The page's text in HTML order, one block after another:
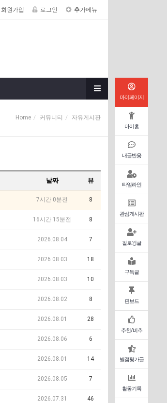
회원가입 로그인 추가메뉴
Home 커뮤니티 자유게시판
마이페이지
마이홈
내글반응
타임라인
관심게시판
팔로윙글
구독글
핀보드
추천/비추
별점평가글
활동기록
날짜 뷰
7시간 0분전 8
16시간 15분전 8
2026.08.04 7
2026.08.03 18
2026.08.03 10
2026.08.02 8
2026.08.01 28
2026.08.06 6
2026.08.01 14
2026.08.05 7
2026.07.31 46